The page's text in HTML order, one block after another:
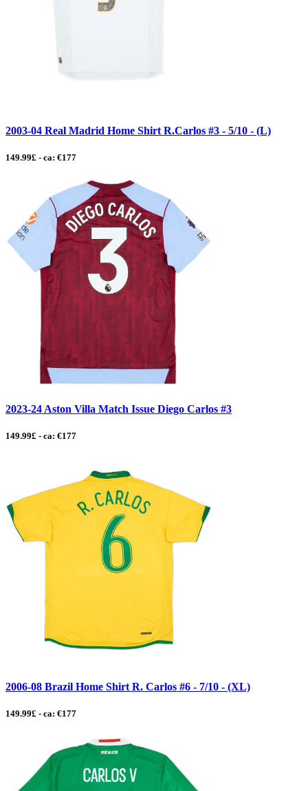
2003-04 Real Madrid Home Shirt R.Carlos #3 - 5/10 - (L)
149.99£ - ca: €177
2023-24 Aston Villa Match Issue Diego Carlos #3
149.99£ - ca: €177
2006-08 Brazil Home Shirt R. Carlos #6 - 7/10 - (XL)
149.99£ - ca: €177